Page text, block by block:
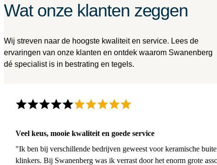
Wat onze klanten zeggen
Wij streven naar de hoogste kwaliteit en service. Lees de
ervaringen van onze klanten en ontdek waarom Swanenberg
dé specialist is in bestrating en tegels.
Veel keus, mooie kwaliteit en goede service
"Ik ben bij verschillende bedrijven geweest voor keramische
klinkers. Bij Swanenberg was ik verrast door het enorm grote